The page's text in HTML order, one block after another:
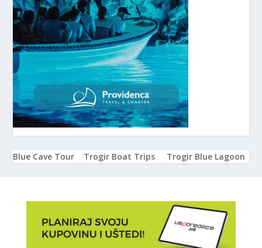
Blue Cave Tour Trogir Boat Trips Trogir Blue Lagoon